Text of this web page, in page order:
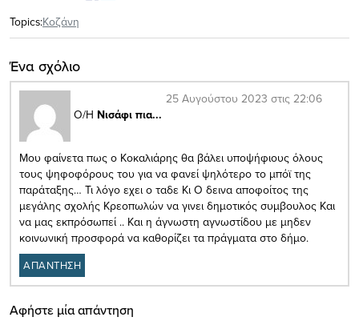
Topics:Κοζάνη
Ένα σχόλιο
Ο/Η Νισάφι πια...
25 Αυγούστου 2023 στις 22:06
Μου φαίνετα πως ο Κοκαλιάρης θα βάλει υποψήφιους όλους
τους ψηφοφόρους του για να φανεί ψηλότερο το μπόϊ της
παράταξης… Τι λόγο εχει ο ταδε Κι Ο δεινα αποφοίτος της
μεγάλης σχολής Κρεοπωλών να γινει δημοτικός συμβουλος Και
να μας εκπρόσωπεί .. Και η άγνωστη αγνωστίδου με μηδεν
κοινωνική προσφορά να καθορίζει τα πράγματα στο δήμο.
ΑΠΑΝΤΗΣΗ
Αφήστε μία απάντηση